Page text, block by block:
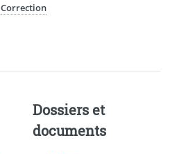
Correction
Dossiers et
documents